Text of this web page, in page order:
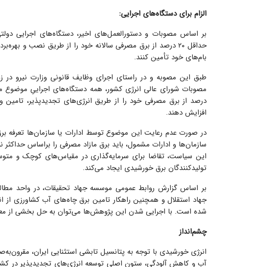
الزام برای دستگاه‌های اجرایی:
بر اساس مصوبات و دستورالعمل‌های اخیر، دستگاه‌های اجرایی
حداقل ۲۰ درصد از برق مصرفی سالانه خود را از طریق نصب و
بام‌های خود تأمین کنند.
افزایش دهند.
در صورت عدم رعایت این موضوع توسط ادارات یا سازمان‌ها تعرفه
سازمان‌ها و ادارات مشمول، باید برق مازاد مصرفی را براساس
این سیاست، تقاضا برای سرمایه‌گذاری در مقیاس‌های کوچک و
تولیدکنندگان برق خورشیدی ایجاد می‌کند.
بر اساس گزارش روابط عمومی موسسه جهاد تحقیقات، در واحد
جهاد استقلال و همچنین راهکار تامین برق چاه‌های آب کشاورزی
شده است. با اجرایی شدن این پژوهش‌ها می‌توان به حل بخشی از
چشم‌انداز
انرژی خورشیدی با توجه به پتانسیل تابشی استثنایی ایران،